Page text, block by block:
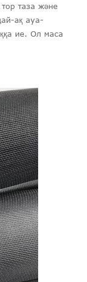
таза және
ақ ауа-
ие. Ол маса